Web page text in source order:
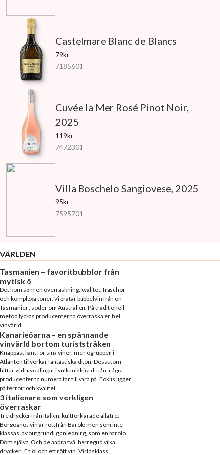
Castelmare Blanc de Blancs
79kr
7185601
Cuvée la Mer Rosé Pinot Noir,
2025
119kr
7472301
Villa Boschelo Sangiovese, 2025
95kr
7595701
VÄRLDEN
Tasmanien – favoritbubblor från
mytisk ö
Det kom som en överraskning: kvalitet, fräschör
och komplexa toner. Vi pratar bubbelvin från ön
Tasmanien, söder om Australien. På traditionell
metod lyckas producenterna överraska en hel
vinvärld.
Kanarieöarna – en spännande
vinvärld bortom turiststråken
Knappast känt för sina viner, men ögruppen i
Atlanten tillverkar fantastiska diton. Dessutom
hittar vi druvodlingar i vulkanisk jordmån, något
producenterna numera tar till vara på. Fokus ligger
på terroir och kvalitet.
3 italienare som verkligen
överraskar
Tre drycker från Italien, kultförklarade alla tre.
Borgognos vin är rött från Barolo men som inte
klassas, av outgrundlig anledning, som en barolo.
Döm själva. Och de andra två, herregud vilka
drycker! En öl och ett rött vin. Världsklass.